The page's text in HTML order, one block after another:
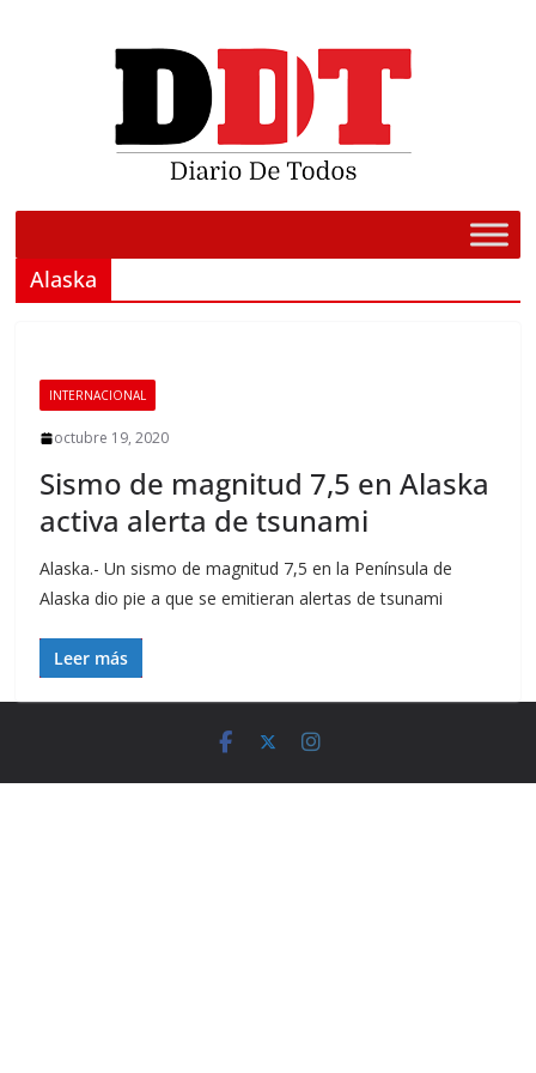
Alaska
INTERNACIONAL
octubre 19, 2020
Sismo de magnitud 7,5 en Alaska
activa alerta de tsunami
Alaska.- Un sismo de magnitud 7,5 en la Península de
Alaska dio pie a que se emitieran alertas de tsunami
Leer más